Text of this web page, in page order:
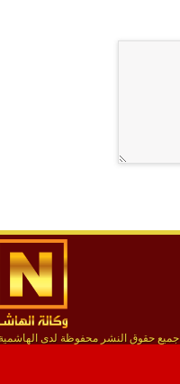
جميع حقوق النشر محفوظة لدى